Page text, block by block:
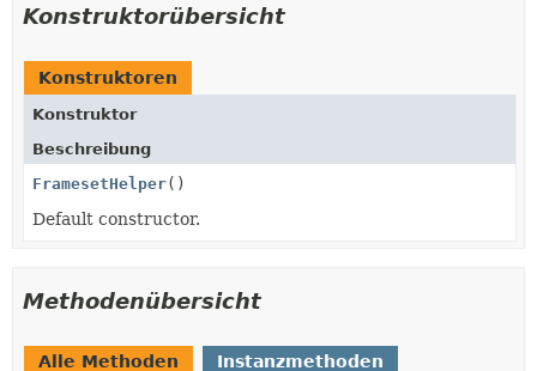
Konstruktorübersicht
Konstruktoren
Konstruktor
Beschreibung
FramesetHelper()
Default constructor.
Methodenübersicht
Alle Methoden
Instanzmethoden